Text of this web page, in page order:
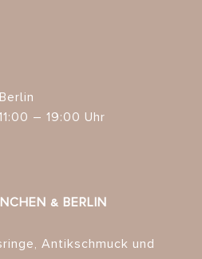
– 19:00 Uhr
& BERLIN
Antikschmuck und